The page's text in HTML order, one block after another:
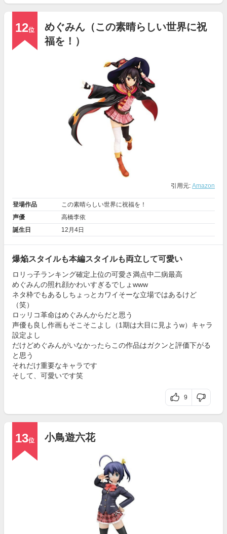
12位
めぐみん（この素晴らしい世界に祝
福を！）
引用元: Amazon
登場作品
この素晴らしい世界に祝福を！
声優
高橋李依
誕生日
12月4日
爆焔スタイルも本編スタイルも両立して可愛い
ロリっ子ランキング確定上位の可愛さ満点中二病最高
めぐみんの照れ顔かわいすぎるでしょwww
ネタ枠でもあるしちょっとカワイそーな立場ではあるけど
（笑）
ロッリコ革命はめぐみんからだと思う
声優も良し作画もそこそこよし（1期は大目に見ようw）キャラ
設定よし
だけどめぐみんがいなかったらこの作品はガクンと評価下がる
と思う
それだけ重要なキャラです
そして、可愛いです笑
9
13位 小鳥遊六花